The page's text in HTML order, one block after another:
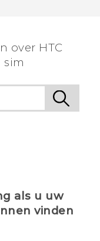
over HTC
sim
als u uw
vinden